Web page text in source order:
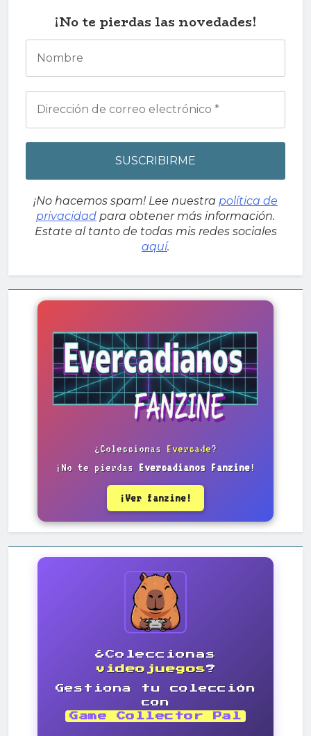
¡No te pierdas las novedades!
¡No hacemos spam! Lee nuestra política de
privacidad para obtener más información.
Estate al tanto de todas mis redes sociales
aquí.
¿Coleccionas Evercade?
¡No te pierdas Evercadianos Fanzine!
¡Ver fanzine!
¿Coleccionas
videojuegos?
Gestiona tu colección
con
Game Collector Pal